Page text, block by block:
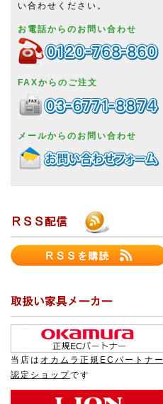
い合わせください。
お電話からのお問い合わせ
FAXからのご注文
メールからのお問い合わせ
当店は オカムラ正規ECパートナー
認定ショップです